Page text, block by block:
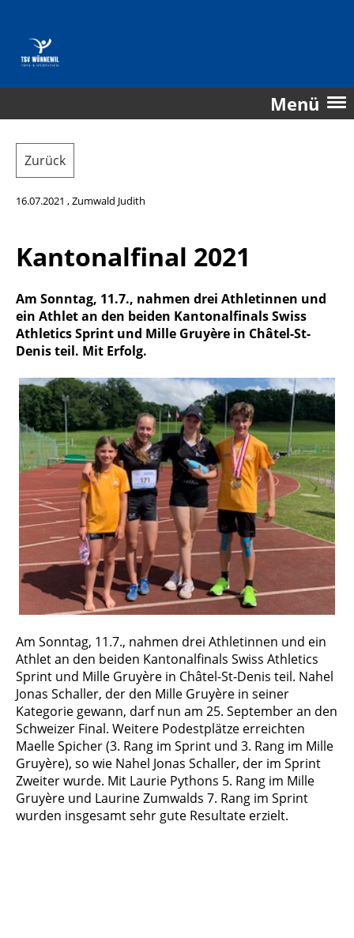
Menü
Zurück
16.07.2021 , Zumwald Judith
Kantonalfinal 2021
Am Sonntag, 11.7., nahmen drei Athletinnen und
ein Athlet an den beiden Kantonalfinals Swiss
Athletics Sprint und Mille Gruyère in Châtel-St-
Denis teil. Mit Erfolg.
Am Sonntag, 11.7., nahmen drei Athletinnen und ein
Athlet an den beiden Kantonalfinals Swiss Athletics
Sprint und Mille Gruyère in Châtel-St-Denis teil. Nahel
Jonas Schaller, der den Mille Gruyère in seiner
Kategorie gewann, darf nun am 25. September an den
Schweizer Final. Weitere Podestplätze erreichten
Maelle Spicher (3. Rang im Sprint und 3. Rang im Mille
Gruyère), so wie Nahel Jonas Schaller, der im Sprint
Zweiter wurde. Mit Laurie Pythons 5. Rang im Mille
Gruyère und Laurine Zumwalds 7. Rang im Sprint
wurden insgesamt sehr gute Resultate erzielt.